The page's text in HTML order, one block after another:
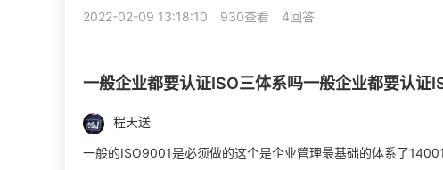
2022-02-09 13:18:10 930查看 4回答
一般企业都要认证ISO三体系吗一般企业都要认
程天送
一般的ISO9001是必须做的这个是企业管理最基础的体系了